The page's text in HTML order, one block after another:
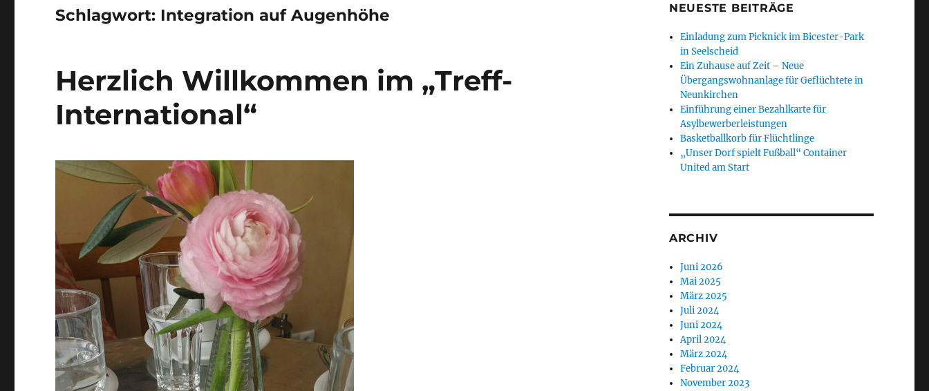
Schlagwort: Integration auf Augenhöhe
Herzlich Willkommen im „Treff-
International“
NEUESTE BEITRÄGE
Einladung zum Picknick im Bicester-Park
in Seelscheid
Ein Zuhause auf Zeit – Neue
Übergangswohnanlage für Geflüchtete in
Neunkirchen
Einführung einer Bezahlkarte für
Asylbewerberleistungen
Basketballkorb für Flüchtlinge
„Unser Dorf spielt Fußball“ Container
United am Start
ARCHIV
Juni 2026
Mai 2025
März 2025
Juli 2024
Juni 2024
April 2024
März 2024
Februar 2024
November 2023